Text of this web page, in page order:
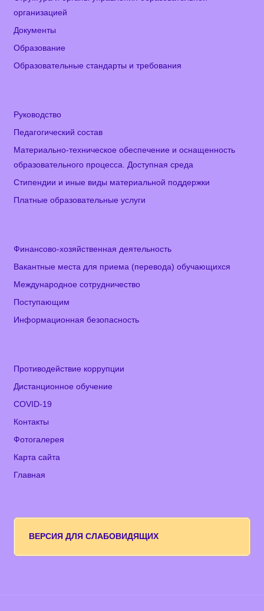
организацией
Документы
Образование
Образовательные стандарты и требования
Руководство
Педагогический состав
Материально-техническое обеспечение и оснащенность
образовательного процесса. Доступная среда
Стипендии и иные виды материальной поддержки
Платные образовательные услуги
Финансово-хозяйственная деятельность
Вакантные места для приема (перевода) обучающихся
Международное сотрудничество
Поступающим
Информационная безопасность
Противодействие коррупции
Дистанционное обучение
COVID-19
Контакты
Фотогалерея
Карта сайта
Главная
ВЕРСИЯ ДЛЯ СЛАБОВИДЯЩИХ